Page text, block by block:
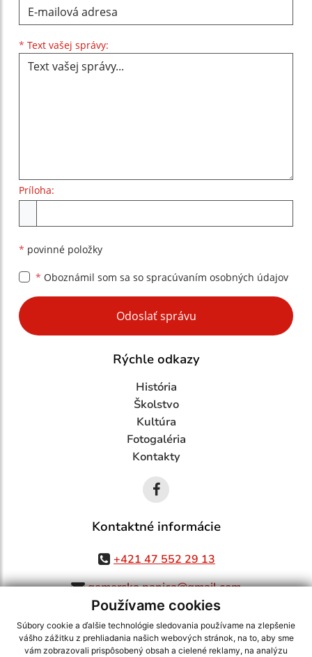
Používame cookies
Súbory cookie a ďalšie technológie sledovania používame na zlepšenie
vášho zážitku z prehliadania našich webových stránok, na to, aby sme
vám zobrazovali prispôsobený obsah a cielené reklamy, na analýzu
* Text vašej správy:
Príloha:
* povinné položky
* Oboznámil som sa so spracúvaním osobných údajov
Google reCaptcha Response
Odoslať správu
Rýchle odkazy
História
Školstvo
Kultúra
Fotogaléria
Kontakty
Kontaktné informácie
+421 47 552 29 13
gemerska.panica@gmail.com
využite možnosť získavania aktuálnych informácií s využitím RSS